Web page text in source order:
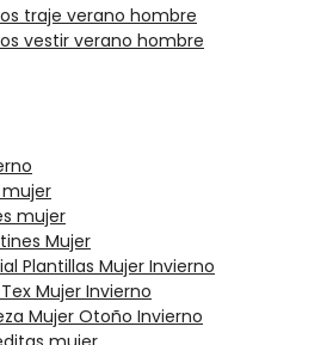
traje verano hombre
vestir verano hombre
mujer
Mujer
Plantillas Mujer Invierno
Mujer Invierno
Mujer Otoño Invierno